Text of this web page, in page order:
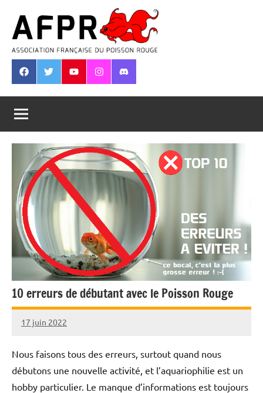
contenu
Association
Française
du
Poisson
Rouge
FacebookTwitterYoutubeInstagramDiscord
10 erreurs de débutant avec le Poisson Rouge
17 juin 2022
Annie
Nous faisons tous des erreurs, surtout quand nous
débutons une nouvelle activité, et l’aquariophilie est un
hobby particulier. Le manque d’informations est toujours